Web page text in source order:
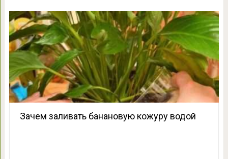
Зачем заливать банановую кожуру водой